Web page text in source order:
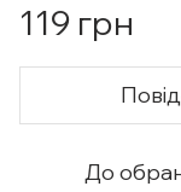
119 грн
До